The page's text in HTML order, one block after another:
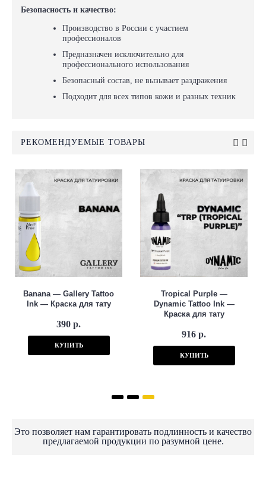
Безопасность и качество:
Производство в России с участием
профессионалов
Предназначен исключительно для
профессионального использования
Безопасный состав, не вызывает раздражения
Подходит для всех типов кожи и разных техник
РЕКОМЕНДУЕМЫЕ ТОВАРЫ
Banana — Gallery Tattoo
Ink — Краска для тату
390 р.
КУПИТЬ
Tropical Purple —
Dynamic Tattoo Ink —
Краска для тату
916 р.
КУПИТЬ
Это позволяет нам гарантировать подлинность и качество
предлагаемой продукции по разумной цене.